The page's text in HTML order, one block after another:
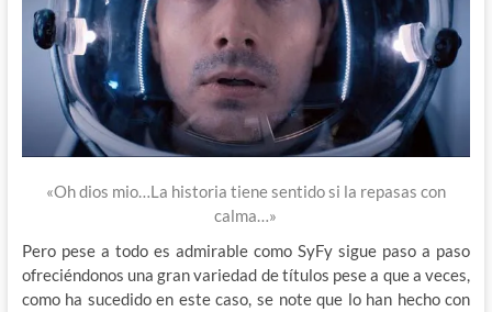
«Oh dios mio…La historia tiene sentido si la repasas con
calma…»
Pero pese a todo es admirable como SyFy sigue paso a paso
ofreciéndonos una gran variedad de títulos pese a que a veces,
como ha sucedido en este caso, se note que lo han hecho con